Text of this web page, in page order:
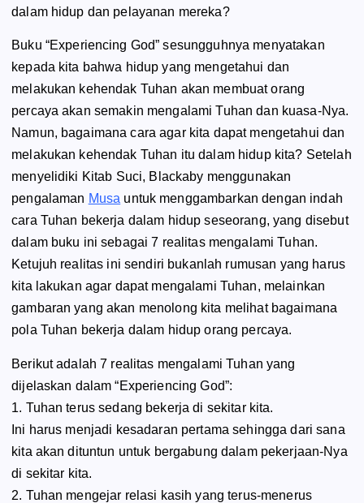
dalam hidup dan pelayanan mereka?
Buku “Experiencing God” sesungguhnya menyatakan
kepada kita bahwa hidup yang mengetahui dan
melakukan kehendak Tuhan akan membuat orang
percaya akan semakin mengalami Tuhan dan kuasa-Nya.
Namun, bagaimana cara agar kita dapat mengetahui dan
melakukan kehendak Tuhan itu dalam hidup kita? Setelah
menyelidiki Kitab Suci, Blackaby menggunakan
pengalaman Musa untuk menggambarkan dengan indah
cara Tuhan bekerja dalam hidup seseorang, yang disebut
dalam buku ini sebagai 7 realitas mengalami Tuhan.
Ketujuh realitas ini sendiri bukanlah rumusan yang harus
kita lakukan agar dapat mengalami Tuhan, melainkan
gambaran yang akan menolong kita melihat bagaimana
pola Tuhan bekerja dalam hidup orang percaya.
Berikut adalah 7 realitas mengalami Tuhan yang
dijelaskan dalam“Experiencing God”:
1. Tuhan terus sedang bekerja di sekitar kita.
Ini harus menjadi kesadaran pertama sehingga dari sana
kita akan dituntun untuk bergabung dalam pekerjaan-Nya
di sekitar kita.
2. Tuhan mengejar relasi kasih yang terus-menerus